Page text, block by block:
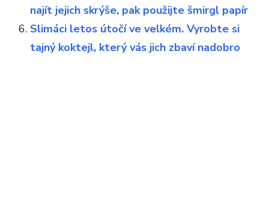
najít jejich skrýše, pak použijte šmirgl papír
Slimáci letos útočí ve velkém. Vyrobte si
tajný koktejl, který vás jich zbaví nadobro